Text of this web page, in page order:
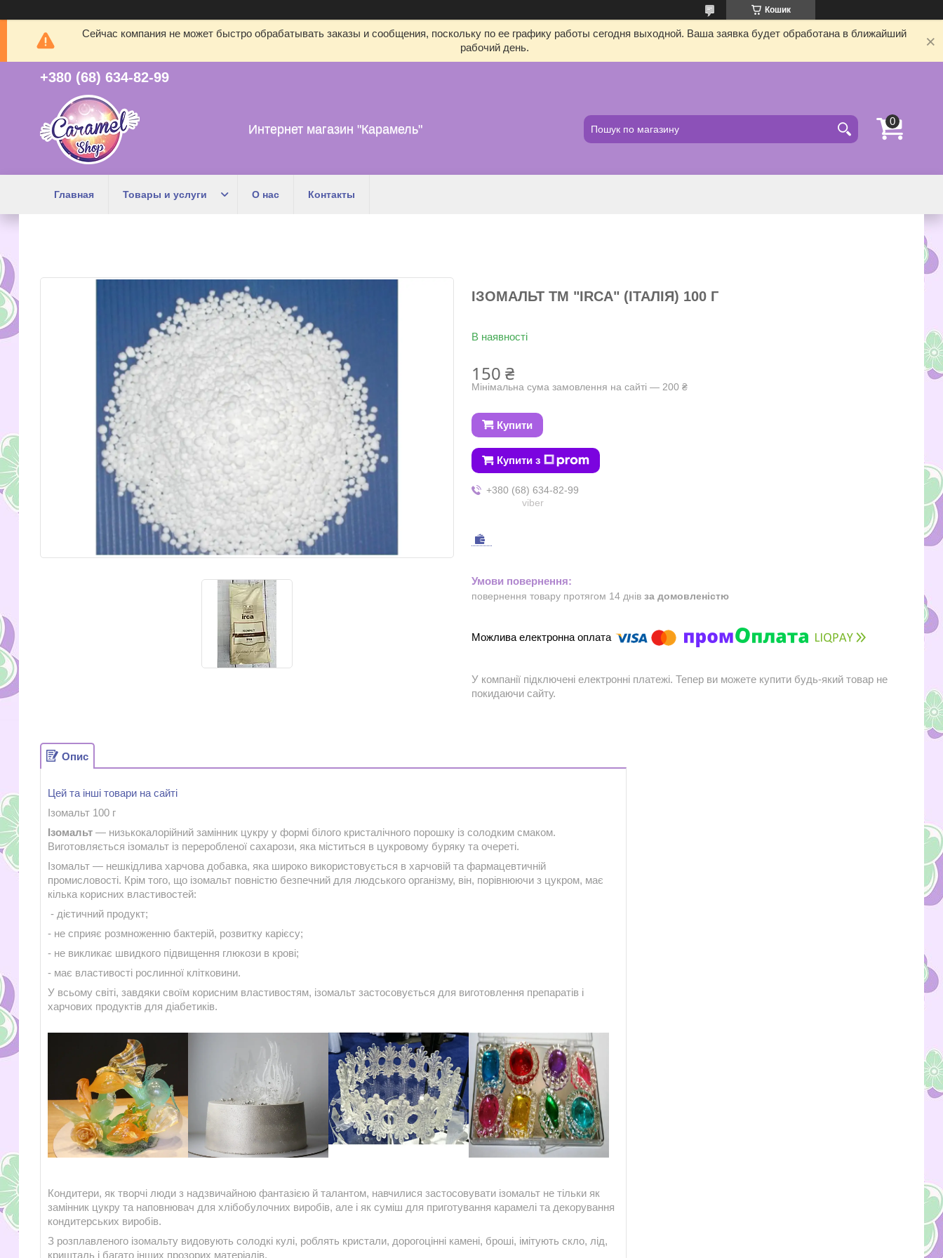
Кошик
Сейчас компания не может быстро обрабатывать заказы и сообщения, поскольку по ее графику работы сегодня выходной. Ваша заявка будет обработана в ближайший
рабочий день.
+380 (68) 634-82-99
Интернет магазин "Карамель"
Главная Товары и услуги О нас Контакты
ІЗОМАЛЬТ ТМ "IRCA" (ІТАЛІЯ) 100 Г
В наявності
150 ₴
Мінімальна сума замовлення на сайті — 200 ₴
Купити
Купити з
+380 (68) 634-82-99
viber
повернення товару протягом 14 днів за домовленістю
У компанії підключені електронні платежі. Тепер ви можете купити будь-який товар не
покидаючи сайту.
Опис
Цей та інші товари на сайті
Ізомальт 100 г
Ізомальт — низькокалорійний замінник цукру у формі білого кристалічного порошку із солодким смаком.
Виготовляється ізомальт із переробленої сахарози, яка міститься в цукровому буряку та очереті.
Ізомальт — нешкідлива харчова добавка, яка широко використовується в харчовій та фармацевтичній
промисловості. Крім того, що ізомальт повністю безпечний для людського організму, він, порівнюючи з цукром, має
кілька корисних властивостей:
- дієтичний продукт;
- не сприяє розмноженню бактерій, розвитку карієсу;
- не викликає швидкого підвищення глюкози в крові;
- має властивості рослинної клітковини.
У всьому світі, завдяки своїм корисним властивостям, ізомальт застосовується для виготовлення препаратів і
харчових продуктів для діабетиків.
Кондитери, як творчі люди з надзвичайною фантазією й талантом, навчилися застосовувати ізомальт не тільки як
замінник цукру та наповнювач для хлібобулочних виробів, але і як суміш для приготування карамелі та декорування
кондитерських виробів.
З розплавленого ізомальту видовують солодкі кулі, роблять кристали, дорогоцінні камені, броші, імітують скло, лід,
кришталь і багато інших прозорих матеріалів.